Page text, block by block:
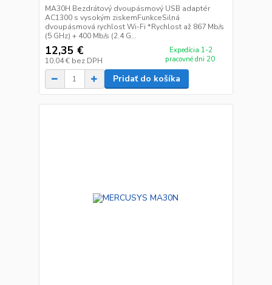
MA30H Bezdrátový dvoupásmový USB adaptér
AC1300 s vysokým ziskemFunkceSilná
dvoupásmová rychlost Wi-Fi *Rychlost až 867 Mb/s
(5 GHz) + 400 Mb/s (2.4 G...
12,35 €
10,04 € bez DPH
Expedícia 1-2
pracovné dni 20
Pridať do košíka